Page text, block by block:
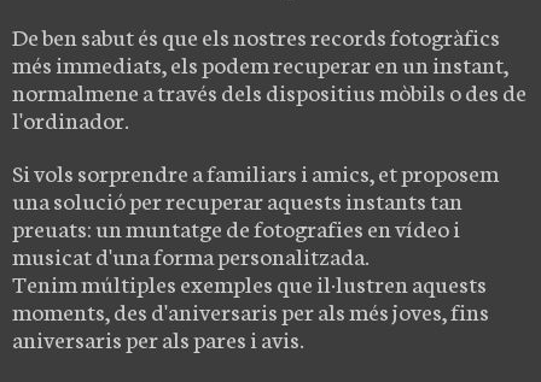
De ben sabut és que els nostres records fotogràfics
més immediats, els podem recuperar en un instant,
normalmene a través dels dispositius mòbils o des de
l'ordinador.
Si vols sorprendre a familiars i amics, et proposem
una solució per recuperar aquests instants tan
preuats: un muntatge de fotografies en vídeo i
musicat d'una forma personalitzada.
Tenim múltiples exemples que il·lustren aquests
moments, des d'aniversaris per als més joves, fins
aniversaris per als pares i avis.